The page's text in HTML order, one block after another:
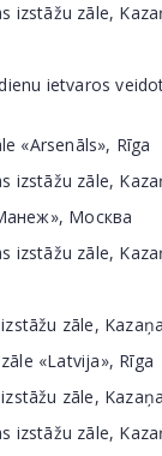
izstāžu zāle,
ietvaros
«Arsenāls», Rīga
izstāžu zāle,
Москва
izstāžu zāle,
zāle, Kazaņa
«Latvija», Rīga
zāle, Kazaņa
izstāžu zāle,